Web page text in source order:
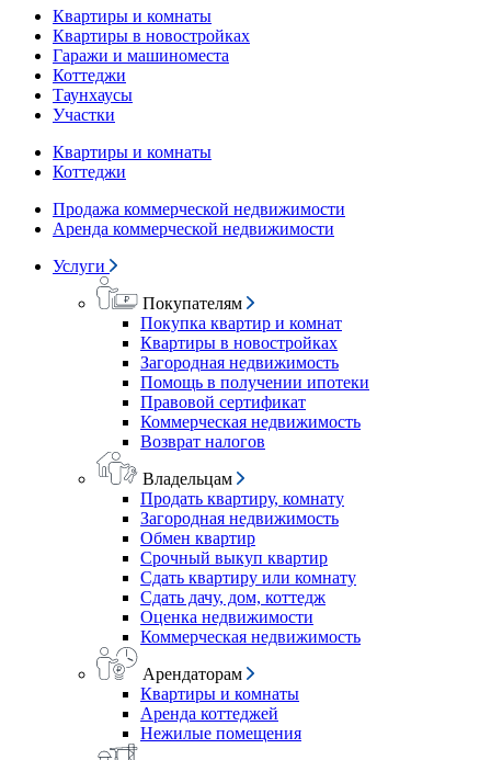
Квартиры и комнаты
Квартиры в новостройках
Гаражи и машиноместа
Коттеджи
Таунхаусы
Участки
Квартиры и комнаты
Коттеджи
Продажа коммерческой недвижимости
Аренда коммерческой недвижимости
Услуги
Покупателям
Покупка квартир и комнат
Квартиры в новостройках
Загородная недвижимость
Помощь в получении ипотеки
Правовой сертификат
Коммерческая недвижимость
Возврат налогов
Владельцам
Продать квартиру, комнату
Загородная недвижимость
Обмен квартир
Срочный выкуп квартир
Сдать квартиру или комнату
Сдать дачу, дом, коттедж
Оценка недвижимости
Коммерческая недвижимость
Арендаторам
Квартиры и комнаты
Аренда коттеджей
Нежилые помещения